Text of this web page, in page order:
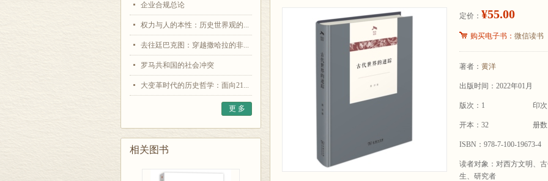
企业合规总论
权力与人的本性：历史世界观的...
去往廷巴克图：穿越撒哈拉的非...
罗马共和国的社会冲突
大变革时代的历史哲学：面向21...
更 多
相关图书
定价： ¥55.00
购买电子书： 微信读书
著者： 黄洋
出版时间：2022年01月
版次：1 印
开本：32 册
ISBN：978-7-100-19673-4
读者对象：对西方文明、
生、研究者